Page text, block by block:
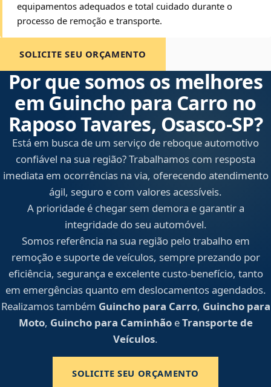
equipamentos adequados e total cuidado durante o
processo de remoção e transporte.
SOLICITE SEU ORÇAMENTO
Por que somos os melhores
em Guincho para Carro no
Raposo Tavares, Osasco‑SP?
Está em busca de um serviço de reboque automotivo
confiável na sua região? Trabalhamos com resposta
imediata em ocorrências na via, oferecendo atendimento
ágil, seguro e com valores acessíveis.
A prioridade é chegar sem demora e garantir a
integridade do seu automóvel.
Somos referência na sua região pelo trabalho em
remoção e suporte de veículos, sempre prezando por
eficiência, segurança e excelente custo-benefício, tanto
em emergências quanto em deslocamentos agendados.
Realizamos também Guincho para Carro, Guincho para
Moto, Guincho para CaminhãoeTransporte de
Veículos.
SOLICITE SEU ORÇAMENTO